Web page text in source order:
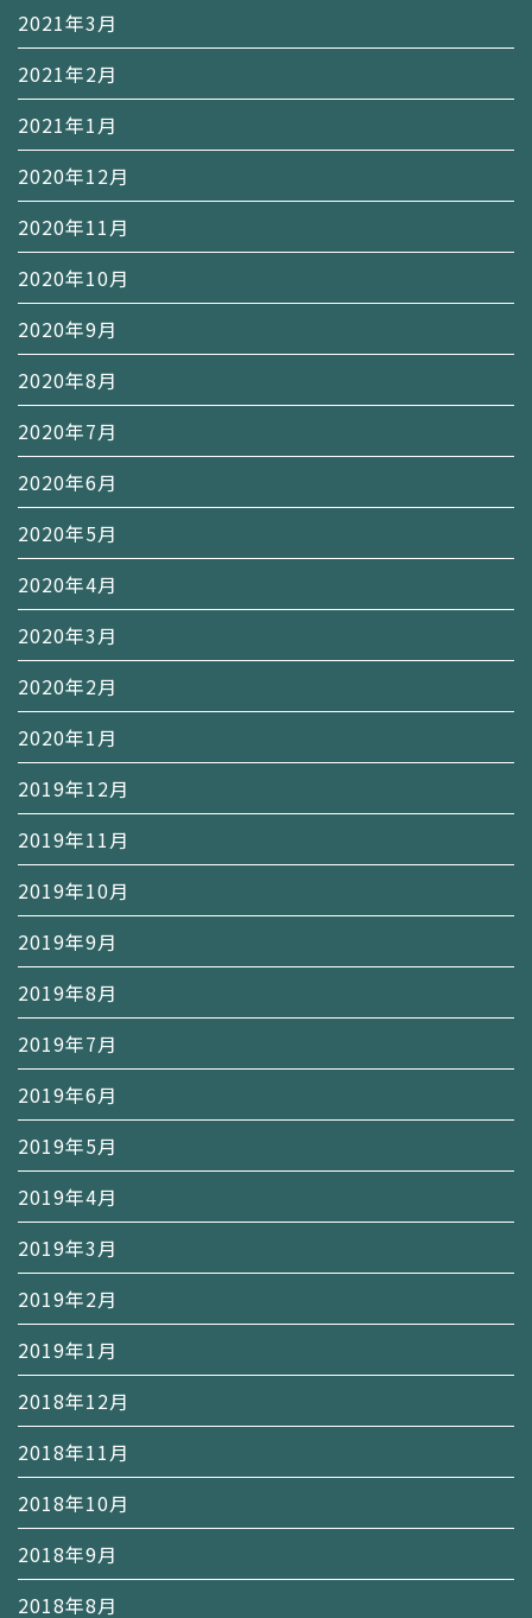
2021年3月
2021年2月
2021年1月
2020年12月
2020年11月
2020年10月
2020年9月
2020年8月
2020年7月
2020年6月
2020年5月
2020年4月
2020年3月
2020年2月
2020年1月
2019年12月
2019年11月
2019年10月
2019年9月
2019年8月
2019年7月
2019年6月
2019年5月
2019年4月
2019年3月
2019年2月
2019年1月
2018年12月
2018年11月
2018年10月
2018年9月
2018年8月